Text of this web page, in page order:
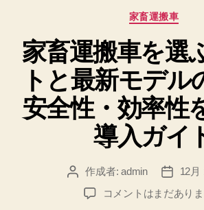
カ
ゴ
リ
ー
家畜運搬車
家畜運搬車を選
トと最新モデル
安全性・効率性
導入ガイ
投
作成者:admin
投
稿
日
12月
家
コメントはまだあり